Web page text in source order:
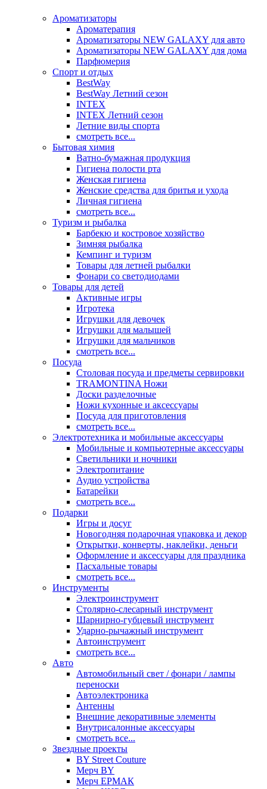
Ароматизаторы
Ароматерапия
Ароматизаторы NEW GALAXY для авто
Ароматизаторы NEW GALAXY для дома
Парфюмерия
Спорт и отдых
BestWay
BestWay Летний сезон
INTEX
INTEX Летний сезон
Летние виды спорта
смотреть все...
Бытовая химия
Ватно-бумажная продукция
Гигиена полости рта
Женская гигиена
Женские средства для бритья и ухода
Личная гигиена
смотреть все...
Туризм и рыбалка
Барбекю и костровое хозяйство
Зимняя рыбалка
Кемпинг и туризм
Товары для летней рыбалки
Фонари со светодиодами
Товары для детей
Активные игры
Игротека
Игрушки для девочек
Игрушки для малышей
Игрушки для мальчиков
смотреть все...
Посуда
Столовая посуда и предметы сервировки
TRAMONTINA Ножи
Доски разделочные
Ножи кухонные и аксессуары
Посуда для приготовления
смотреть все...
Электротехника и мобильные аксессуары
Мобильные и компьютерные аксессуары
Светильники и ночники
Электропитание
Аудио устройства
Батарейки
смотреть все...
Подарки
Игры и досуг
Новогодняя подарочная упаковка и декор
Открытки, конверты, наклейки, деньги
Оформление и аксессуары для праздника
Пасхальные товары
смотреть все...
Инструменты
Электроинструмент
Столярно-слесарный инструмент
Шарнирно-губцевый инструмент
Ударно-рычажный инструмент
Автоинструмент
смотреть все...
Авто
Автомобильный свет / фонари / лампы
переноски
Автоэлектроника
Антенны
Внешние декоративные элементы
Внутрисалонные аксессуары
смотреть все...
Звездные проекты
BY Street Couture
Мерч BY
Мерч ЕРМАК